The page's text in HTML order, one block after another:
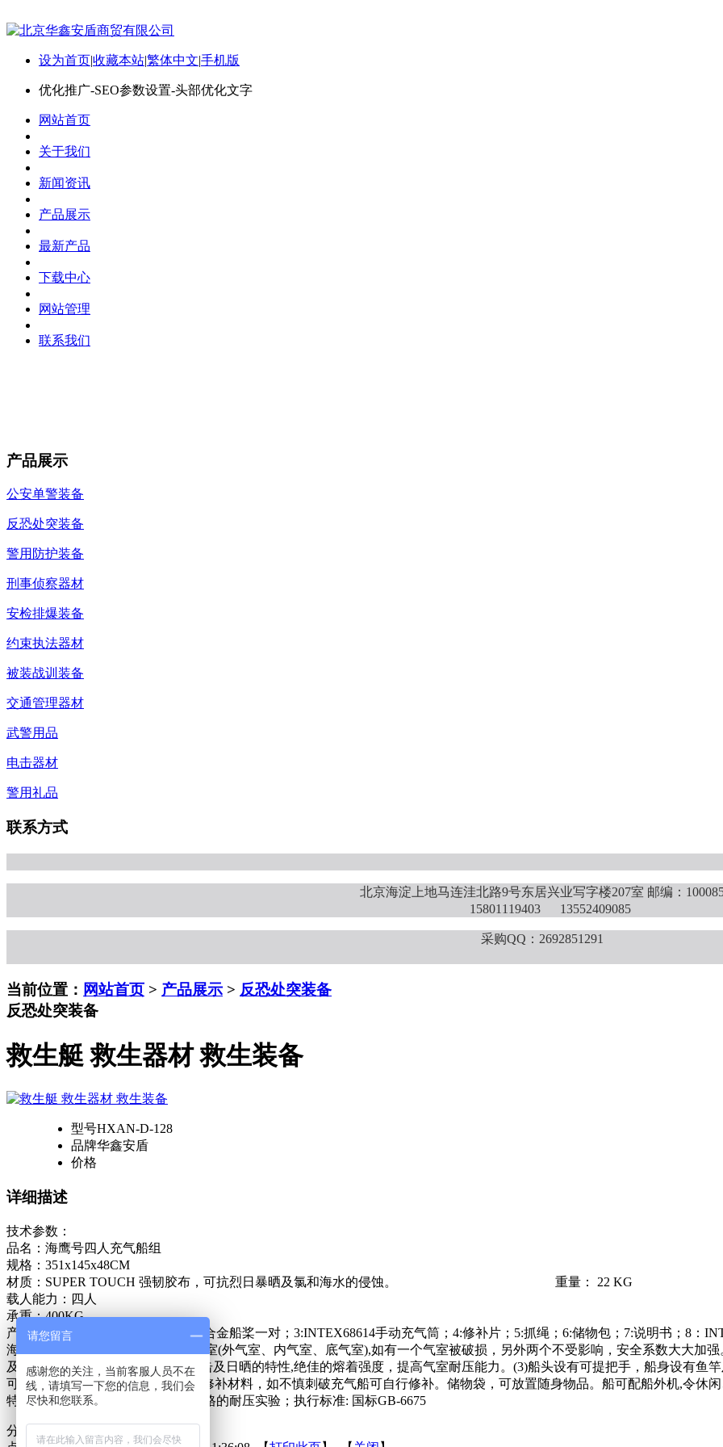
设为首页|收藏本站|繁体中文|手机版
优化推广-SEO参数设置-头部优化文字
网站首页
关于我们
新闻资讯
产品展示
最新产品
下载中心
网站管理
联系我们
产品展示
公安单警装备
反恐处突装备
警用防护装备
刑事侦察器材
安检排爆装备
约束执法器材
被装战训装备
交通管理器材
武警用品
电击器材
警用礼品
联系方式
北京海淀上地马连洼北路9号东居兴业写字楼207室 邮编：
15801119403 13552409085
采购QQ：2692851291
当前位置： 网站首页 > 产品展示 > 反恐处突装备
反恐处突装备
救生艇 救生器材 救生装备
型号HXAN-D-128
品牌华鑫安盾
价格
详细描述
技术参数：
品名：海鹰号四人充气船组
规格：351x145x48CM
材质：SUPER TOUCH 强韧胶布，可抗烈日暴晒及氯和海水的侵蚀。 重量： 22 KG
载人能力：四人
承重：400KG
产品配置：1:充气船一只；2豪华铝合金船桨一对；3:INTEX68614手动充气筒；4:修补片；5:抓绳；6:储物包；7:说明书；8：
海鹰充气船特点:(1)共有三个独立气室(外气室、内气室、底气室),如有一个气室被破损，另外两个不受影响，安全系数大大加
及盐水侵蚀，同时具有耐磨损，撞击及日晒的特性,绝佳的熔着强度，提高气室耐压能力。(3)船头设有可提把手，船身设有鱼
可使之更舒适及坚固。(4)随船配有修补材料，如不慎刺破充气船可自行修补。储物袋，可放置随身物品。船可配船外机,令休
特点:方便,平稳,舒适,缓冲击力强,严格的耐压实验；执行标准: 国标GB-6675
分享到：
请您留言
感谢您的关注，当前客服人员不在
线，请填写一下您的信息，我们会
尽快和您联系。